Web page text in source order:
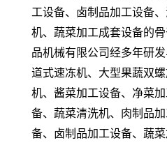
工设备、卤制品加工设备
机、蔬菜加工成套设备的
品机械有限公司经多年研
道式速冻机、大型果蔬双
机、酱菜加工设备、净菜
备、蔬菜清洗机、肉制品
备、卤制品加工设备、蔬